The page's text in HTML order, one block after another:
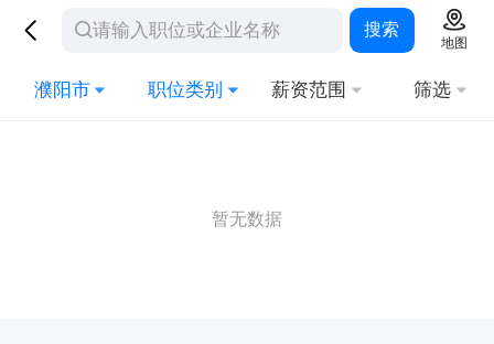
搜索
地图
濮阳市 职位类别 薪资范围 筛选
暂无数据